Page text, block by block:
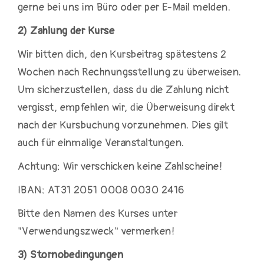
gerne bei uns im Büro oder per E-Mail melden.
2) Zahlung der Kurse
Wir bitten dich, den Kursbeitrag spätestens 2
Wochen nach Rechnungsstellung zu überweisen.
Um sicherzustellen, dass du die Zahlung nicht
vergisst, empfehlen wir, die Überweisung direkt
nach der Kursbuchung vorzunehmen. Dies gilt
auch für einmalige Veranstaltungen.
Achtung: Wir verschicken keine Zahlscheine!
IBAN: AT31 2051 0008 0030 2416
Bitte den Namen des Kurses unter
"Verwendungszweck" vermerken!
3) Stornobedingungen